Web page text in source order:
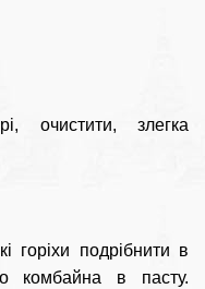
очистити, злегка
горіхи подрібнити в
комбайна в пасту.